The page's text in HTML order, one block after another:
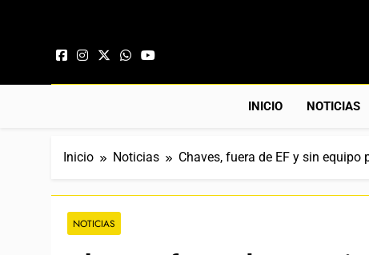
INICIO NOTICIAS
Inicio Noticias Chaves, fuera de EF y sin equipo
NOTICIAS